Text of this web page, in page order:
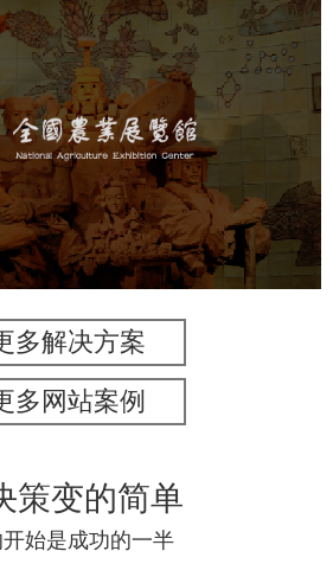
业展览馆
网站建设
博物馆展厅设计
展厅空间设计
企业展厅设计
北京展厅设计 产品展厅设计
多解决方案
多网站案例
策变的简单
始是成功的一半